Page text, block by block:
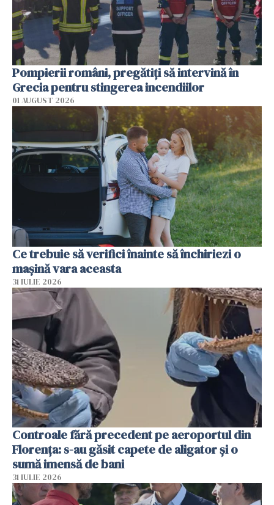
Pompierii români, pregătiţi să intervină în
Grecia pentru stingerea incendiilor
01 AUGUST 2026
Ce trebuie să verifici înainte să închiriezi o
mașină vara aceasta
31 IULIE 2026
Controale fără precedent pe aeroportul din
Florența: s-au găsit capete de aligator și o
sumă imensă de bani
31 IULIE 2026